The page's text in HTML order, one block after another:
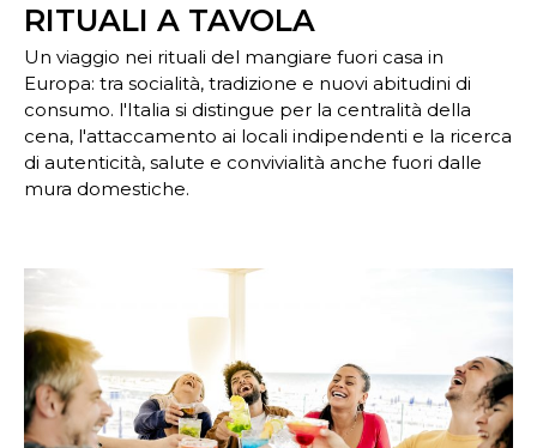
RITUALI A TAVOLA
Un viaggio nei rituali del mangiare fuori casa in
Europa: tra socialità, tradizione e nuovi abitudini di
consumo. l'Italia si distingue per la centralità della
cena, l'attaccamento ai locali indipendenti e la ricerca
di autenticità, salute e convivialità anche fuori dalle
mura domestiche.